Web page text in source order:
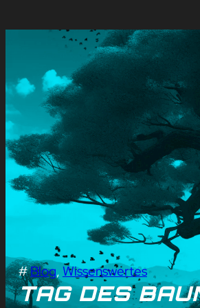
#Blog, Wissenswertes
TAG DES